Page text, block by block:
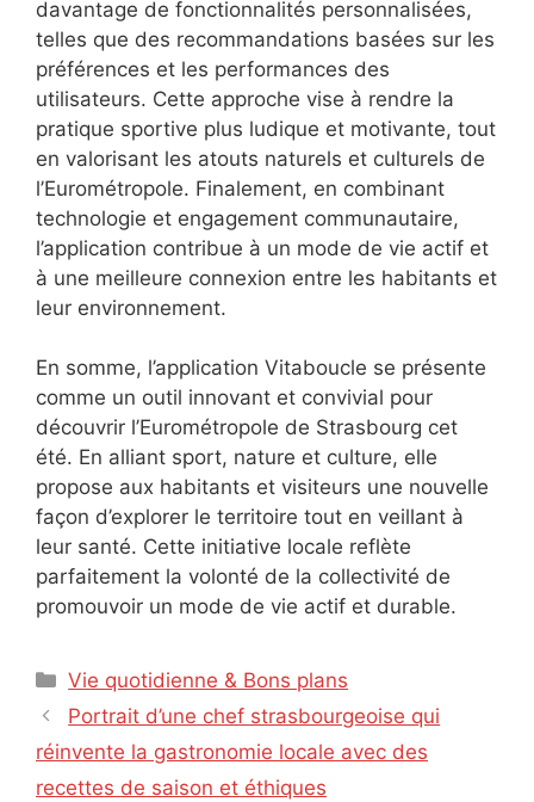
davantage de fonctionnalités personnalisées,
telles que des recommandations basées sur les
préférences et les performances des
utilisateurs. Cette approche vise à rendre la
pratique sportive plus ludique et motivante, tout
en valorisant les atouts naturels et culturels de
l’Eurométropole. Finalement, en combinant
technologie et engagement communautaire,
l’application contribue à un mode de vie actif et
à une meilleure connexion entre les habitants et
leur environnement.
En somme, l’application Vitaboucle se présente
comme un outil innovant et convivial pour
découvrir l’Eurométropole de Strasbourg cet
été. En alliant sport, nature et culture, elle
propose aux habitants et visiteurs une nouvelle
façon d’explorer le territoire tout en veillant à
leur santé. Cette initiative locale reflète
parfaitement la volonté de la collectivité de
promouvoir un mode de vie actif et durable.
Catégories
Vie quotidienne & Bons plans
Portrait d’une chef strasbourgeoise qui
réinvente la gastronomie locale avec des
recettes de saison et éthiques